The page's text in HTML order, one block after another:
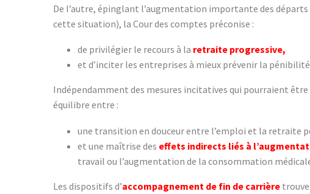
De l’autre, épinglant l’augmentation importante des
cette situation), la Cour des comptes préconise :
de privilégier le recours à la retraite progressive,
et d’inciter les entreprises à mieux prévenir la
Indépendamment des mesures incitatives qui pourraient
équilibre entre :
une transition en douceur entre l’emploi et la retraite
et une maîtrise des effets indirects liés à
travail ou l’augmentation de la consommation
Les dispositifs d’accompagnement de fin de carrière